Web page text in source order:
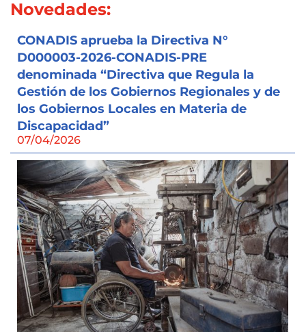
Novedades:
CONADIS aprueba la Directiva N°
D000003-2026-CONADIS-PRE
denominada “Directiva que Regula la
Gestión de los Gobiernos Regionales y de
los Gobiernos Locales en Materia de
Discapacidad”
07/04/2026